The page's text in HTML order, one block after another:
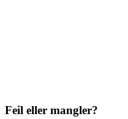
Feil eller mangler?